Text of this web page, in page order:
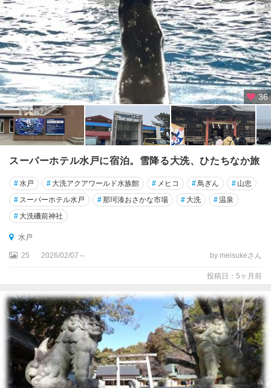
36
スーパーホテル水戸に宿泊。雪降る大洗、ひたちなか旅
#水戸 # 大洗アクアワールド水族館 # メヒコ #鳥ぎん # 山忠
# スーパーホテル水戸 #那珂湊おさかな市場 # 大洗 #温泉
# 大洗磯前神社
水戸
25 2026/02/07～ by meisukeさん
投稿日：5ヶ月前